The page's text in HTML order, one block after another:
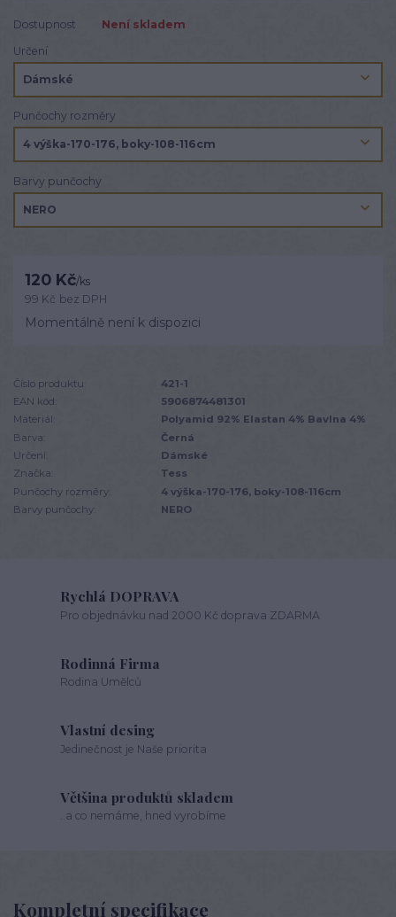
Dostupnost
Není skladem
Určení
Punčochy rozměry
Barvy punčochy
120 Kč/ks
99 Kč bez DPH
Momentálně není k dispozici
Číslo produktu:
421-1
EAN kód:
5906874481301
Materiál:
Polyamid 92% Elastan 4% Bavlna 4%
Barva:
Černá
Určení:
Dámské
Značka:
Tess
Punčochy rozměry:
4 výška-170-176, boky-108-116cm
Barvy punčochy:
NERO
Rychlá DOPRAVA
Pro objednávku nad 2000 Kč doprava ZDARMA
Rodinná Firma
Rodina Umělců
Vlastní desing
Jedinečnost je Naše priorita
Většina produktů skladem
..a co nemáme, hned vyrobíme
Kompletní specifikace